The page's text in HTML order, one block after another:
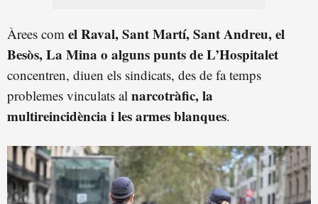
Àrees com el Raval, Sant Martí, Sant Andreu, el
Besòs, La Mina o alguns punts de L’Hospitalet
concentren, diuen els sindicats, des de fa temps
problemes vinculats al narcotràfic, la
multireincidència i les armes blanques.